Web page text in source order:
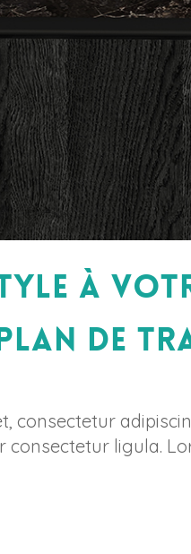
à
de
consectetur
consectetur ligula.